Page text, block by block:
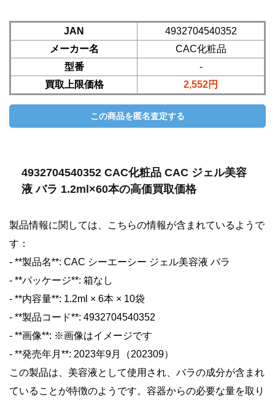
JAN
4932704540352
メーカー名
CAC化粧品
型番
-
買取上限価格
2,552円
4932704540352 CAC化粧品 CAC ジェル美容
液 バラ 1.2ml×60本の高価買取価格
製品情報に関しては、こちらの情報が含まれているようで
す：
- **製品名**: CAC シーエーシー ジェル美容液 バラ
- **パッケージ**: 箱なし
- **内容量**: 1.2ml × 6本 × 10袋
- **製品コード**: 4932704540352
- **画像**: ※画像はイメージです
- **発売年月**: 2023年9月（202309）
この製品は、美容液として使用され、バラの成分が含まれ
ていることが特徴のようです。容器からの必要な量を取り